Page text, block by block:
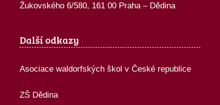
Žukovského 6/580, 161 00 Praha – Dědina
Další odkazy
Asociace waldorfských škol v České republice
ZŠ Dědina